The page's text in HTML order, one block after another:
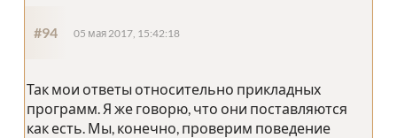
#94 05 мая 2017, 15:42:18
Так мои ответы относительно прикладных
программ. Я же говорю, что они поставляются
как есть. Мы, конечно, проверим поведение